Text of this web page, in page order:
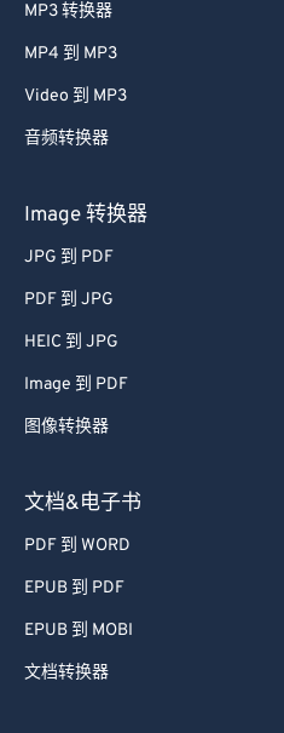
MP3 转换器
MP4 到 MP3
Video 到 MP3
音频转换器
Image 转换器
JPG 到 PDF
PDF 到 JPG
HEIC 到 JPG
Image 到 PDF
图像转换器
文档&电子书
PDF 到 WORD
EPUB 到 PDF
EPUB 到 MOBI
文档转换器